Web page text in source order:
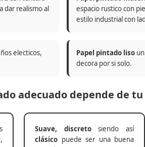
dar realismo al
espacio rustico con
estilo industrial con
electicos,
Papel pintado liso
decora por si solo.
adecuado depende de
Suave, discretosiendo así
clásico puede ser una buena